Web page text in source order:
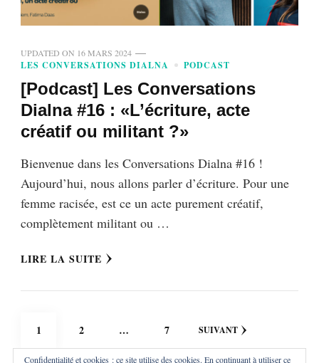
UPDATED ON 16 MARS 2024
LES CONVERSATIONS DIALNA PODCAST
[Podcast] Les Conversations
Dialna #16 : «L’écriture, acte
créatif ou militant ?»
Bienvenue dans les Conversations Dialna #16 !
Aujourd’hui, nous allons parler d’écriture. Pour une
femme racisée, est ce un acte purement créatif,
complètement militant ou …
LIRE LA SUITE
Pagination
des
PAGE
1 PAGE
2 … PAGE
7 SUIVANT
Confidentialité et cookies : ce site utilise des cookies. En continuant à utiliser ce